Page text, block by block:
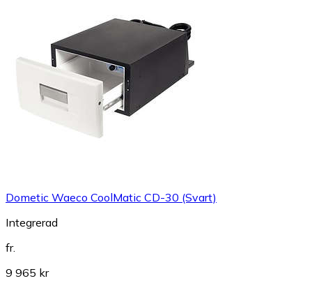
Dometic Waeco CoolMatic CD-30 (Svart)
Integrerad
fr.
9 965 kr